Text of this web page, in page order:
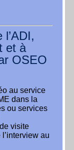
et à
OSEO
au service
dans la
ou services
visite
au